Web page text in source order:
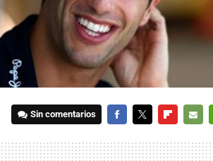
Sin comentarios
MAIL